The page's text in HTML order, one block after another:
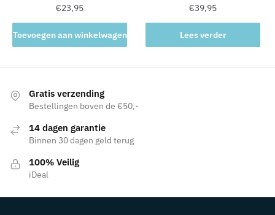
€23,95
Toevoegen aan winkelwagen
€39,95
Lees verder
Gratis verzending
Bestellingen boven de €50,-
14 dagen garantie
Binnen 30 dagen geld terug
100% Veilig
iDeal